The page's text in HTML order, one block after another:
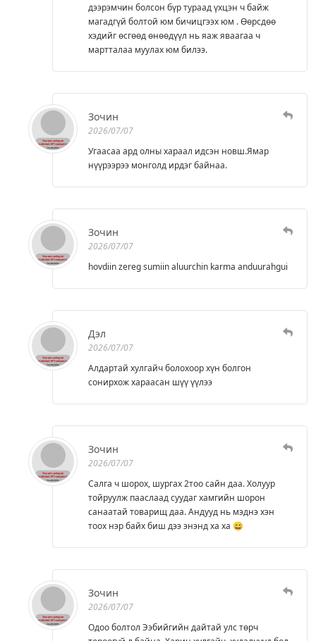
дээрэмчин болсон бүр тураад үхцэн ч байж
магадгүй болтой юм бичицгээх юм . Өөрсдөө
хэдийг өсгөөд өнөөдүүл нь яаж яваагаа ч
мартталаа муулах юм билээ.
Зочин
2026/07/07
Угаасаа ард олны хараал идсэн новш.Ямар
нүүрээрээ монголд ирдэг байнаа.
Зочин
2026/07/07
hovdiin zereg sumiin aluurchin karma anduurahgui
Дэл
2026/07/07
Алдартай хулгайч болохоор хүн болгон
сонирхож хараасан шүү үүлээ
Зочин
2026/07/07
Салга ч шорох, шургах 2тоо сайн даа. Холуур
тойруулж пааслаад суудаг хамгийн шорон
санаатай товарищ даа. Андууд нь мэднэ хэн
тоох нэр байх биш дээ энэнд ха ха 😄
Зочин
2026/07/07
Одоо болтол Ээбийгийн дайтай улс төрч